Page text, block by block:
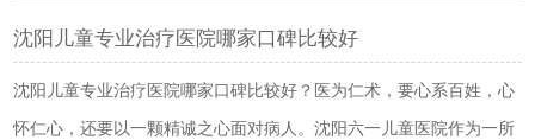
沈阳儿童专业治疗医院哪家口碑比较好
沈阳儿童专业治疗医院哪家口碑比较好？医为仁术，要心系百姓，心
怀仁心，还要以一颗精诚之心面对病人。沈阳六一儿童医院作为一所